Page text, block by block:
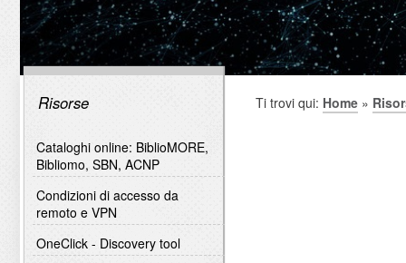
Risorse
Cataloghi online: BiblioMORE,
Bibliomo, SBN, ACNP
Condizioni di accesso da
remoto e VPN
OneClick - Discovery tool
Ti trovi qui: Home »